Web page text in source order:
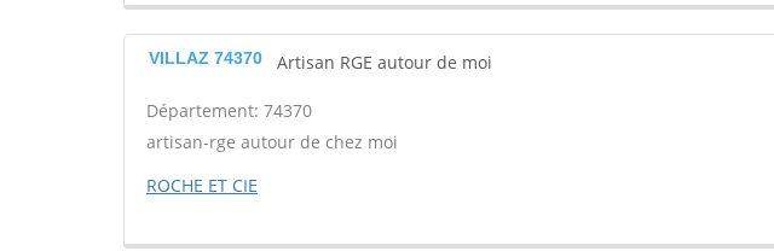
VILLAZ 74370 Artisan RGE autour de moi
Département: 74370
artisan-rge autour de chez moi
ROCHE ET CIE